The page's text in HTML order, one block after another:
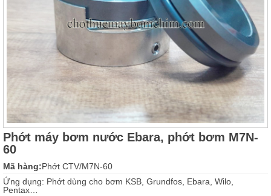
Phớt máy bơm nước Ebara, phớt bơm M7N-
60
Mã hàng:Phớt CTV/M7N-60
Ứng dụng: Phớt dùng cho bơm KSB, Grundfos, Ebara, Wilo,
Pentax…